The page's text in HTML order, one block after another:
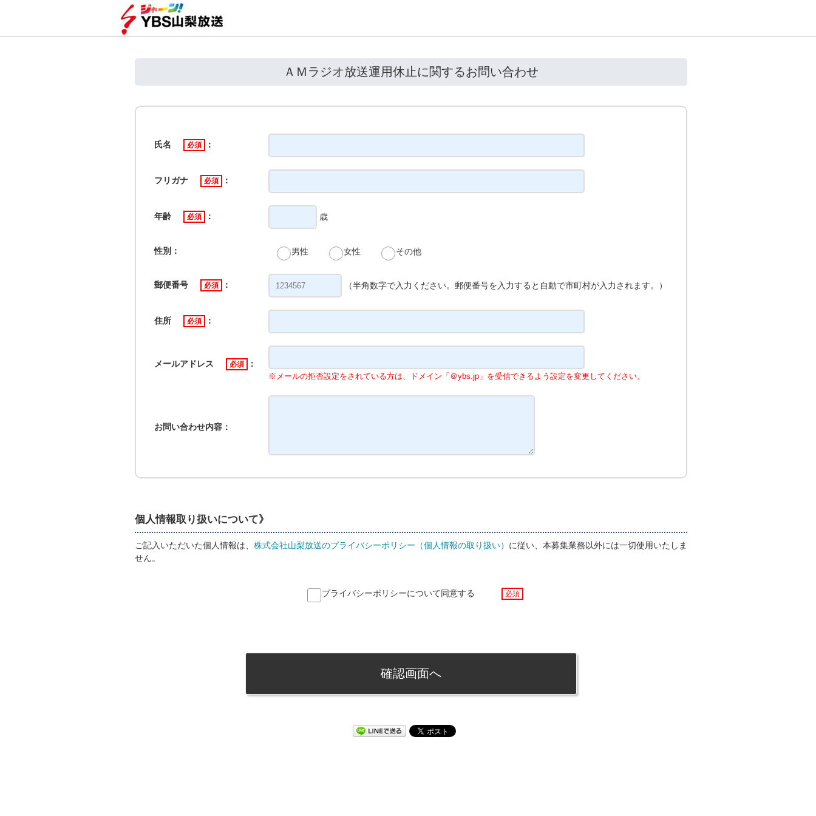
ＡＭラジオ放送運用休止に関するお問い合わせ
氏名 必須 ：
フリガナ 必須 ：
年齢 必須 ： 歳
性別： 男性 女性 その他
郵便番号 必須 ： （半角数字で入力ください。郵便番号を入力すると自動で市町村が入力されます。）
住所 必須 ：
メールアドレス 必須 ：
※メールの拒否設定をされている方は、ドメイン「＠ybs.jp」を受信できるよう設定を変更してください。
お問い合わせ内容：
個人情報取り扱いについて》
ご記入いただいた個人情報は、 株式会社山梨放送のプライバシーポリシー（個人情報の取り扱い） に従い、本募集業務以外には一切使用いたしま
せん。
プライバシーポリシーについて同意する 必須